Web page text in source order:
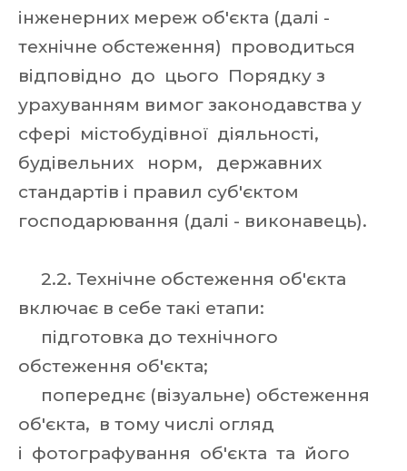
інженерних мереж об'єкта (далі -
технічне обстеження) проводиться
відповідно до цього Порядку з
урахуванням вимог законодавства у
сфері містобудівної діяльності,
будівельних норм, державних
стандартів і правил суб'єктом
господарювання (далі - виконавець).
2.2. Технічне обстеження об'єкта
включає в себе такі етапи:
підготовка до технічного
обстеження об'єкта;
попереднє (візуальне) обстеження
об'єкта, в тому числі огляд
і фотографування об'єкта та його